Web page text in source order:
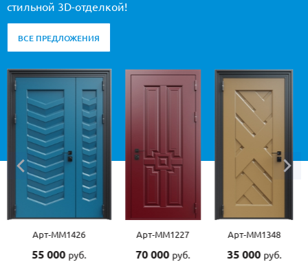
стильной 3D-отделкой!
ВСЕ ПРЕДЛОЖЕНИЯ
Арт-ММ1227
70 000руб.
Арт-ММ1348
35 000руб.
Арт-ММ1507
55 000руб.